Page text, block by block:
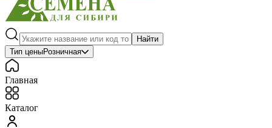
Найти
Тип ценыРозничная
Главная
Каталог